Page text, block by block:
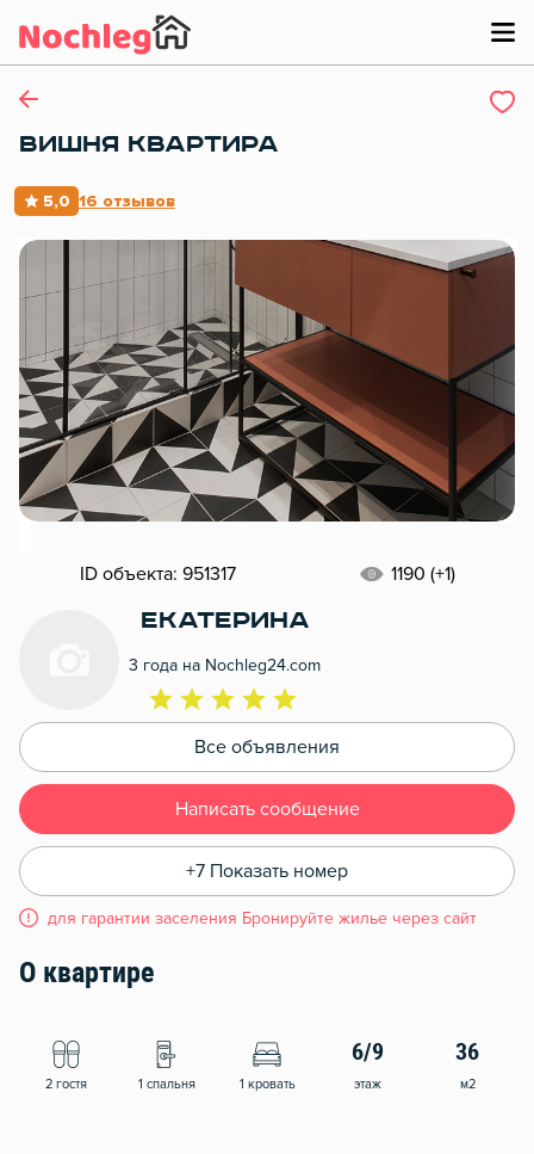
ВИШНЯ КВАРТИРА
5,0 16 отзывов
ID объекта: 951317 1190 (+1)
Екатерина
3 года на Nochleg24.com
Все объявления
Написать сообщение
+7 Показать номер
для гарантии заселения Бронируйте жилье через сайт
О квартире
2 гостя 1 спальня 1 кровать
6/9
этаж
36
м2